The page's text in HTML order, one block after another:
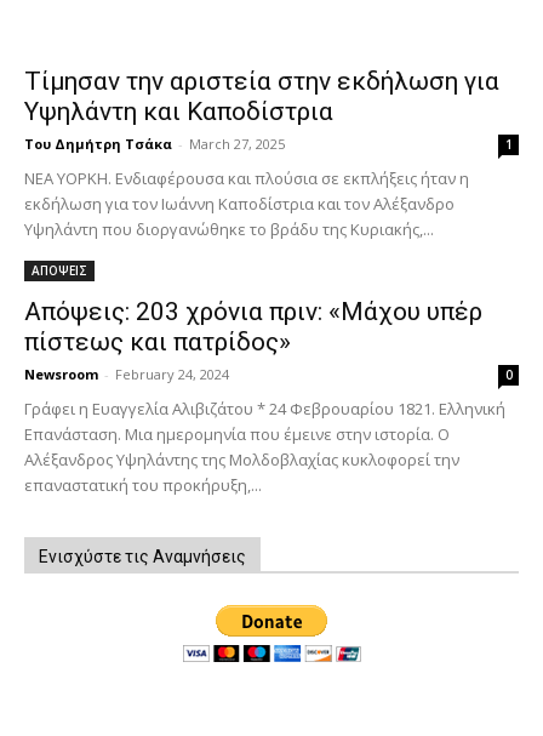
Τίμησαν την αριστεία στην εκδήλωση για
Υψηλάντη και Καποδίστρια
Του Δημήτρη Τσάκα - March 27, 2025 1
ΝΕΑ ΥΟΡΚΗ. Ενδιαφέρουσα και πλούσια σε εκπλήξεις ήταν η
εκδήλωση για τον Ιωάννη Καποδίστρια και τον Αλέξανδρο
Υψηλάντη που διοργανώθηκε το βράδυ της Κυριακής,...
ΑΠΟΨΕΙΣ
Απόψεις: 203 χρόνια πριν: «Μάχου υπέρ
πίστεως και πατρίδος»
Newsroom - February 24, 2024 0
Γράφει η Ευαγγελία Αλιβιζάτου * 24 Φεβρουαρίου 1821. Ελληνική
Επανάσταση. Μια ημερομηνία που έμεινε στην ιστορία. Ο
Αλέξανδρος Υψηλάντης της Μολδοβλαχίας κυκλοφορεί την
επαναστατική του προκήρυξη,...
Ενισχύστε τις Αναμνήσεις